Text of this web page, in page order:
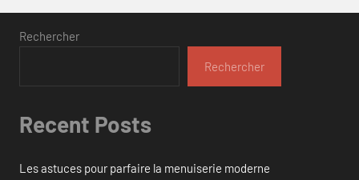
Rechercher
Rechercher
Recent Posts
Les astuces pour parfaire la menuiserie moderne